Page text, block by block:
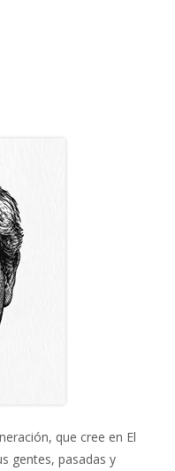
que cree en El
gentes, pasadas y